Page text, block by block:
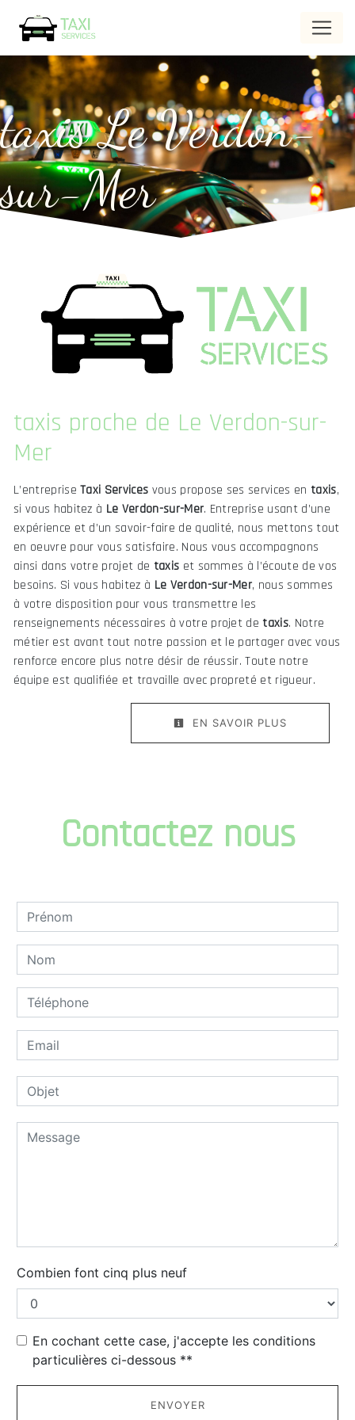
taxis Le Verdon-
sur-Mer
taxis proche de Le Verdon-sur-
Mer
L’entrepriseTaxi Services vous propose ses services en taxis,
si vous habitez à Le Verdon-sur-Mer. Entreprise usant d’une
expérience et d’un savoir-faire de qualité, nous mettons tout
en oeuvre pour vous satisfaire. Nous vous accompagnons
ainsi dans votre projet de taxis et sommes à l’écoute de vos
besoins. Si vous habitez à Le Verdon-sur-Mer, nous sommes
à votre disposition pour vous transmettre les
renseignements nécessaires à votre projet de taxis. Notre
métier est avant tout notre passion et le partager avec vous
renforce encore plus notre désir de réussir. Toute notre
équipe est qualifiée et travaille avec propreté et rigueur.
EN SAVOIR PLUS
Contactez nous
Combien font cinq plus neuf
En cochant cette case, j'accepte les conditions
particulières ci-dessous **
ENVOYER